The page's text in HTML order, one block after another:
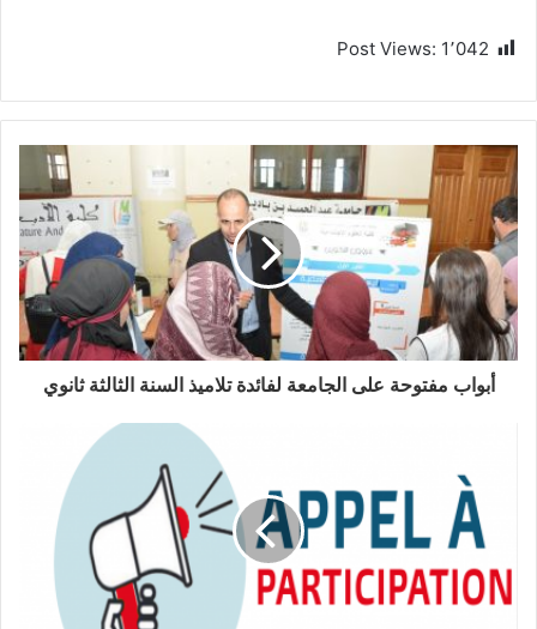
Post Views: 1٬042
أبواب مفتوحة على الجامعة لفائدة تلاميذ السنة الثالثة ثانوي